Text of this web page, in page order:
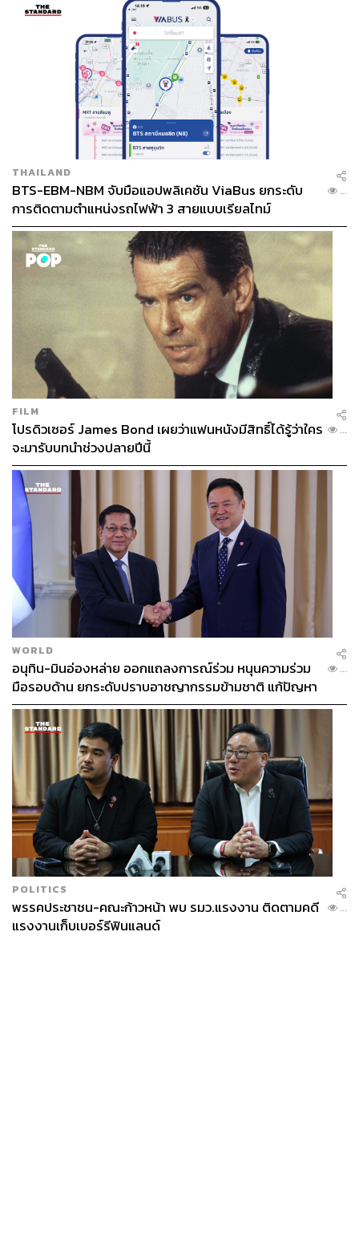
THAILAND
BTS-EBM-NBM จับมือแอปพลิเคชัน ViaBus ยกระดับ
การติดตามตำแหน่งรถไฟฟ้า 3 สายแบบเรียลไทม์
...
FILM
โปรดิวเซอร์ James Bond เผยว่าแฟนหนังมีสิทธิ์ได้รู้ว่าใคร
จะมารับบทนำช่วงปลายปีนี้
...
WORLD
อนุทิน-มินอ่องหล่าย ออกแถลงการณ์ร่วม หนุนความร่วม
มือรอบด้าน ยกระดับปราบอาชญากรรมข้ามชาติ แก้ปัญหา
หมอกควัน-มลพิษทางน้ำ
...
POLITICS
พรรคประชาชน-คณะก้าวหน้า พบ รมว.แรงงาน ติดตามคดี
แรงงานเก็บเบอร์รีฟินแลนด์
...